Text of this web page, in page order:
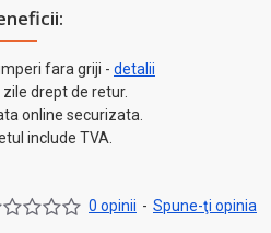
fara griji - detalii
zile drept de retur.
online securizata.
include TVA.
0 opinii - Spune-ţi opinia